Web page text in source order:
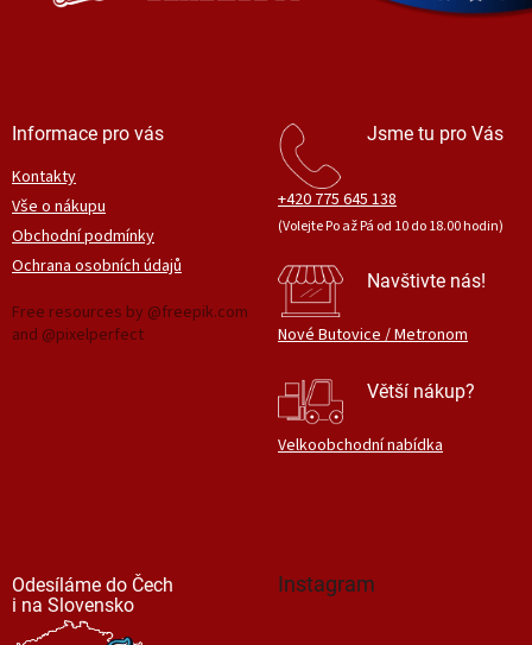
Informace pro vás
Kontakty
Vše o nákupu
Obchodní podmínky
Ochrana osobních údajů
Free resources by @freepik.com
and @pixelperfect
Jsme tu pro Vás
+420 775 645 138
(Volejte Po až Pá od 10 do 18.00 hodin)
Navštivte nás!
Nové Butovice / Metronom
Větší nákup?
Velkoobchodní nabídka
Odesíláme do Čech
i na Slovensko
Instagram